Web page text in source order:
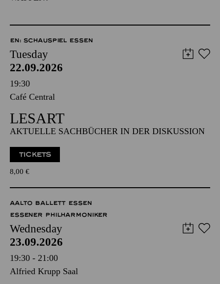
EN: SCHAUSPIEL ESSEN
Tuesday
22.09.2026
19:30
Café Central
LESART
AKTUELLE SACHBÜCHER IN DER DISKUSSION
TICKETS
8,00 €
AALTO BALLETT ESSEN
ESSENER PHILHARMONIKER
Wednesday
23.09.2026
19:30 - 21:00
Alfried Krupp Saal